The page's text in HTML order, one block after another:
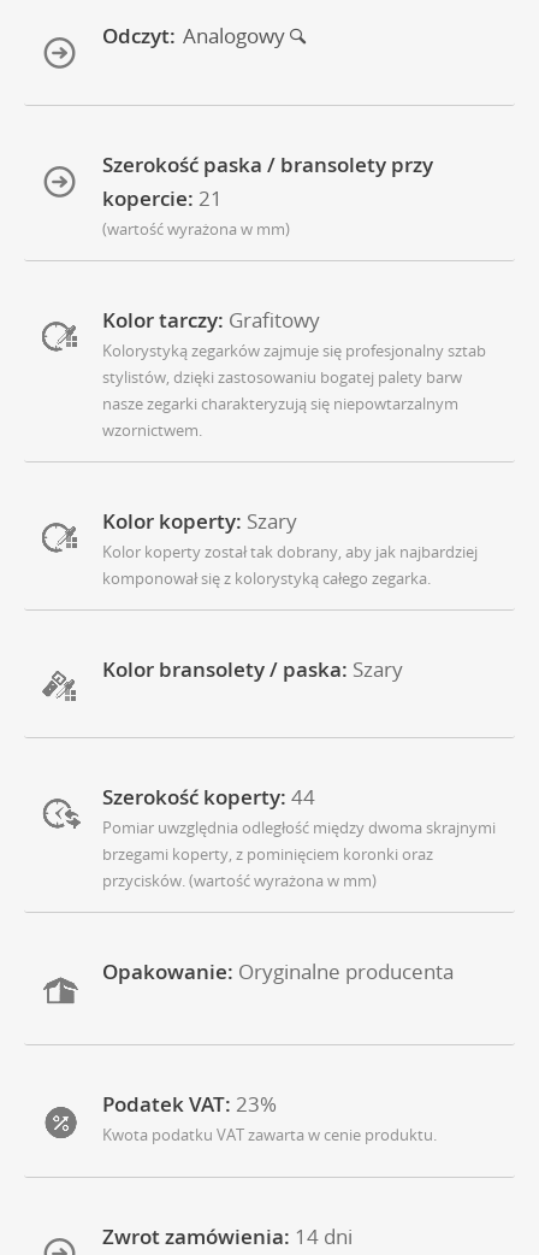
Odczyt: Analogowy
Szerokość paska / bransolety przy
kopercie: 21
(wartość wyrażona w mm)
Kolor tarczy: Grafitowy
Kolorystyką zegarków zajmuje się profesjonalny sztab
stylistów, dzięki zastosowaniu bogatej palety barw
nasze zegarki charakteryzują się niepowtarzalnym
wzornictwem.
Kolor koperty: Szary
Kolor koperty został tak dobrany, aby jak najbardziej
komponował się z kolorystyką całego zegarka.
Kolor bransolety / paska: Szary
Szerokość koperty: 44
Pomiar uwzględnia odległość między dwoma skrajnymi
brzegami koperty, z pominięciem koronki oraz
przycisków. (wartość wyrażona w mm)
Opakowanie: Oryginalne producenta
Podatek VAT: 23%
Kwota podatku VAT zawarta w cenie produktu.
Zwrot zamówienia: 14 dni